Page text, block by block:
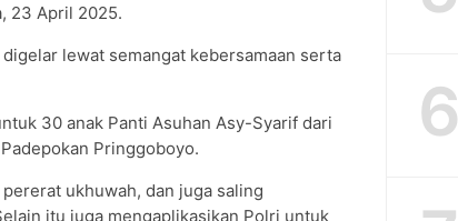
23 April 2025.
lewat semangat kebersamaan serta
30 anak Panti Asuhan Asy-Syarif dari
Pringgoboyo.
ukhuwah, dan juga saling
itu juga mengaplikasikan Polri untuk
6